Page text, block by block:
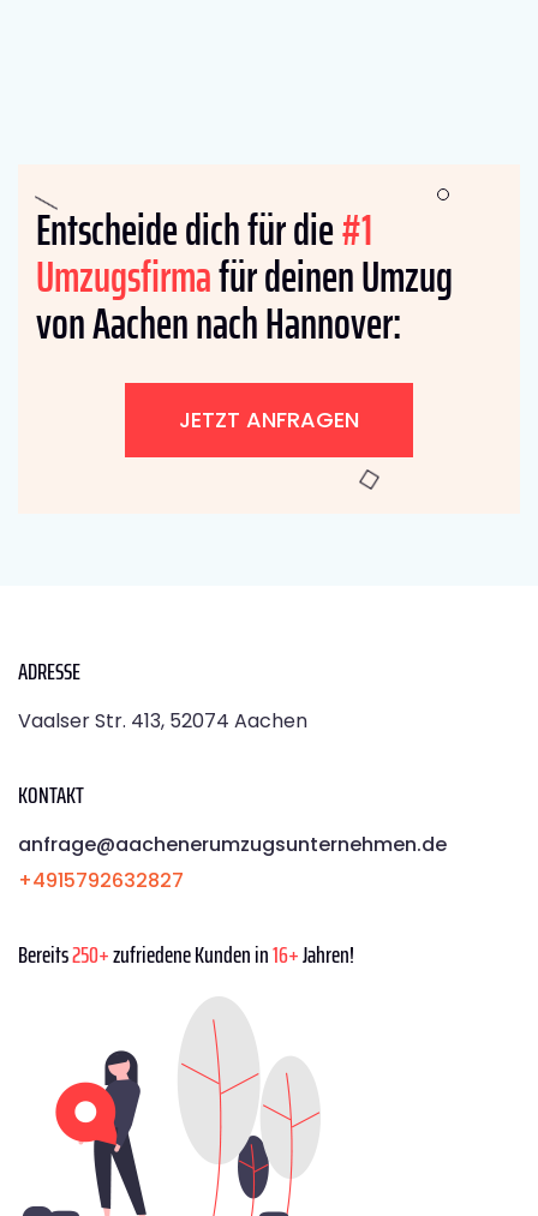
Entscheide dich für die#1
Umzugsfirmafür deinen Umzug
von Aachen nach Hannover:
JETZT ANFRAGEN
ADRESSE
Vaalser Str. 413, 52074 Aachen
KONTAKT
anfrage@aachenerumzugsunternehmen.de
+4915792632827
Bereits250+zufriedene Kunden in16+Jahren!